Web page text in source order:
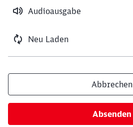
Audioausgabe
Neu Laden
Abbrechen
Absenden